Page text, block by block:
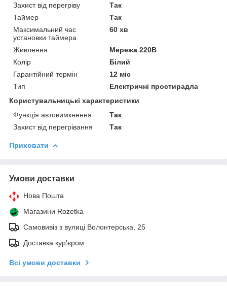
Захист від перегріву
Так
Таймер
Так
Максимальний час
установки таймера
60 хв
Живлення
Мережа 220В
Колір
Білий
Гарантійний термін
12 міс
Тип
Електричні простирадла
Користувальницькі характеристики
Функція автовимкнення
Так
Захист від перегрівання
Так
Приховати
Умови доставки
Нова Пошта
Магазини Rozetka
Самовивіз з вулиці Волонтерська, 25
Доставка кур'єром
Всі умови доставки